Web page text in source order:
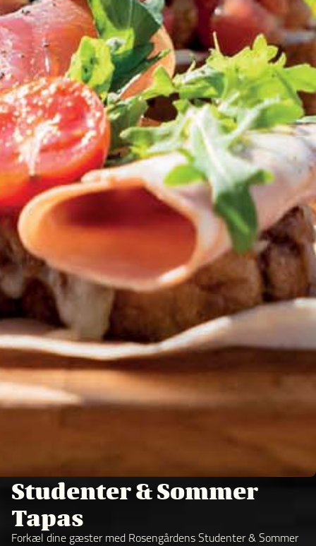
Studenter & Sommer
Tapas
Forkæl dine gæster med Rosengårdens Studenter & Sommer